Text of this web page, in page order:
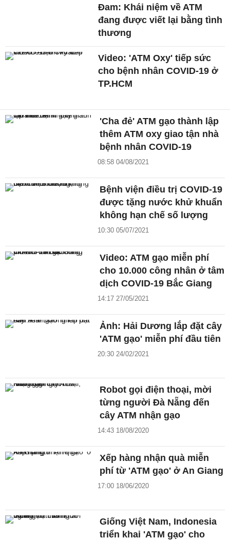
Đam: Khái niệm về ATM
đang được viết lại bằng tình
thương
Video: 'ATM Oxy' tiếp sức
cho bệnh nhân COVID-19 ở
TP.HCM
'Cha đẻ' ATM gạo thành lập
thêm ATM oxy giao tận nhà
bệnh nhân COVID-19
08:58 04/08/2021
Bệnh viện điều trị COVID-19
được tặng nước khử khuẩn
không hạn chế số lượng
10:30 05/07/2021
Video: ATM gạo miễn phí
cho 10.000 công nhân ở tâm
dịch COVID-19 Bắc Giang
14:17 27/05/2021
Ảnh: Hải Dương lắp đặt cây
'ATM gạo' miễn phí đầu tiên
20:30 24/02/2021
Robot gọi điện thoại, mời
từng người Đà Nẵng đến
cây ATM nhận gạo
14:43 18/08/2020
Xếp hàng nhận quà miễn
phí từ 'ATM gạo' ở An Giang
17:00 18/06/2020
Giống Việt Nam, Indonesia
triển khai 'ATM gạo' cho